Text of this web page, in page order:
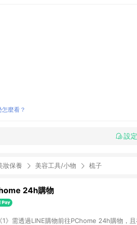
麼看？
設
妝保養 美容工具/小物 梳子
24h購物
1》需透過LINE購物前往PChome 24h購物，